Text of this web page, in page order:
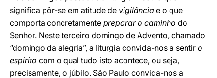
significa pôr-se em atitude de vigilância e o que
comporta concretamente preparar o caminho do
Senhor. Neste terceiro domingo de Advento, chamado
“domingo da alegria”, a liturgia convida-nos a sentir o
espírito com o qual tudo isto acontece, ou seja,
precisamente, o júbilo. São Paulo convida-nos a